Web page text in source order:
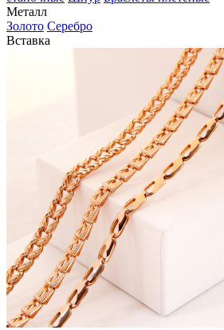
Металл
Золото Серебро
Вставка